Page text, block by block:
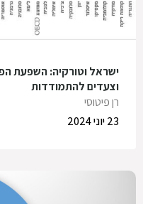
ישראל וטורקיה: השפעת
וצעדים להתמודדות
רן פיטוסי
23 יוני 2024